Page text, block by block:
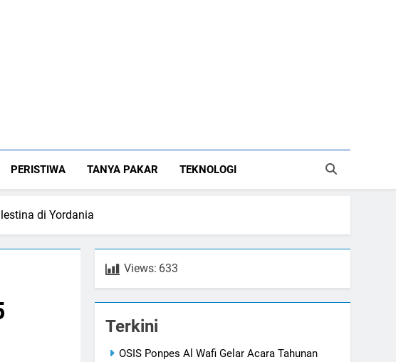
PERISTIWA TANYA PAKAR TEKNOLOGI
di Yordania
Views: 633
Terkini
OSIS Ponpes Al Wafi Gelar Acara Tahunan